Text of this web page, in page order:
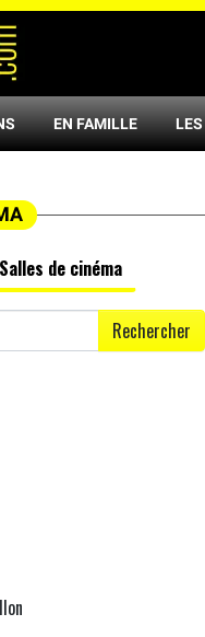
EN FAMILLE
Salles de cinéma
Rechercher